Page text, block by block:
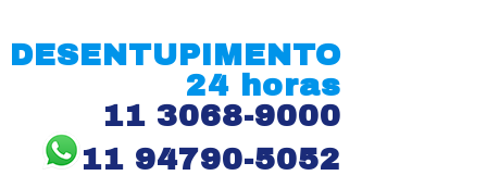
DESENTUPIMENTO
24 horas
11 3068-9000
11 94790-5052